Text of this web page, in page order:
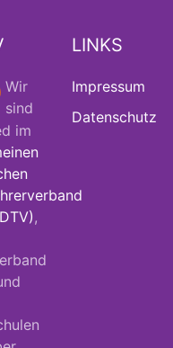
Wir
sind
im
,
LINKS
Impressum
Datenschutz